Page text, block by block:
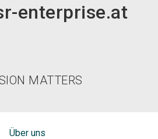
enterprise.at
MATTERS
Über uns